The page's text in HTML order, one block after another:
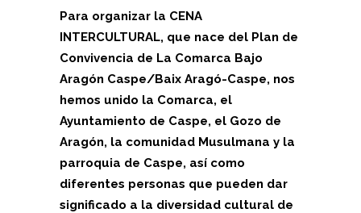
Para organizar la CENA
INTERCULTURAL, que nace del Plan de
Convivencia de La Comarca Bajo
Aragón Caspe/Baix Aragó-Caspe, nos
hemos unido la Comarca, el
Ayuntamiento de Caspe, el Gozo de
Aragón, la comunidad Musulmana y la
parroquia de Caspe, así como
diferentes personas que pueden dar
significado a la diversidad cultural de